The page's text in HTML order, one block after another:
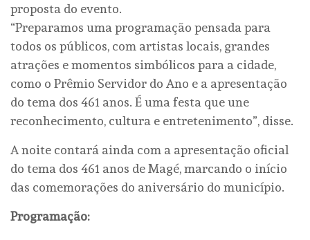
proposta do evento.
“Preparamos uma programação pensada para
todos os públicos, com artistas locais, grandes
atrações e momentos simbólicos para a cidade,
como o Prêmio Servidor do Ano e a apresentação
do tema dos 461 anos. É uma festa que une
reconhecimento, cultura e entretenimento”, disse.
A noite contará ainda com a apresentação oficial
do tema dos 461 anos de Magé, marcando o início
das comemorações do aniversário do município.
Programação: